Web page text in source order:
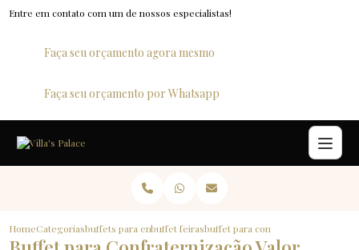
Entre em contato com um de nossos especialistas!
Faça seu orçamento agora mesmo
Faça seu orçamento por Whatsapp
HomeCategoriasbuffets para empresas
buffet feirasbuffet para confraternizacao valor